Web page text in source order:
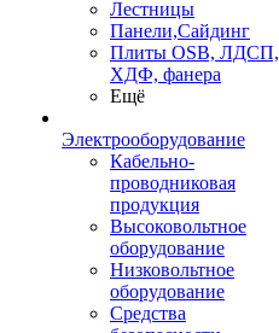
Лестницы
Панели,Сайдинг
Плиты OSB, ЛДСП,
ХДФ, фанера
Ещё
Электрооборудование
Кабельно-
проводниковая
продукция
Высоковольтное
оборудование
Низковольтное
оборудование
Средства